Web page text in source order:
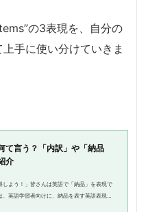
の3表現を、自分の
手に使い分けていきま
て言う？「内訳」や「納品
介
しよう！」皆さんは英語で「納品」を表現で
英語学習者向けに、納品を表す英語表現の